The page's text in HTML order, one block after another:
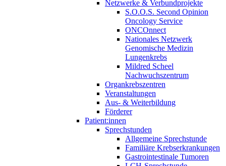
Netzwerke & Verbundprojekte
S.O.O.S. Second Opinion
Oncology Service
ONCOnnect
Nationales Netzwerk
Genomische Medizin
Lungenkrebs
Mildred Scheel
Nachwuchszentrum
Organkrebszentren
Veranstaltungen
Aus- & Weiterbildung
Förderer
Patient:innen
Sprechstunden
Allgemeine Sprechstunde
Familiäre Krebserkrankungen
Gastrointestinale Tumoren